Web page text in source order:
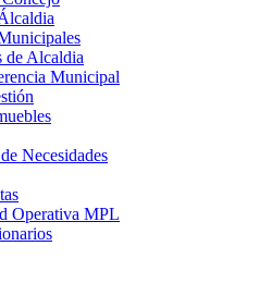
de Alcaldia
Municipal
Necesidades
Operativa MPL